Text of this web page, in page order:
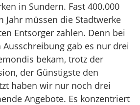
in Sundern. Fast 400.000
Jahr müssen die Stadtwerke
Entsorger zahlen. Denn bei
gab es nur drei
bekam, trotz der
der Günstigste den
haben wir nur noch drei
Angebote. Es konzentriert